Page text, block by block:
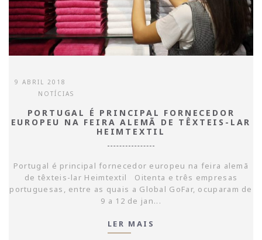
9 ABRIL 2018
NOTÍCIAS
PORTUGAL É PRINCIPAL FORNECEDOR
EUROPEU NA FEIRA ALEMÃ DE TÊXTEIS-LAR
HEIMTEXTIL
Portugal é principal fornecedor europeu na feira alemã
de têxteis-lar Heimtextil Oitenta e três empresas
portuguesas, entre as quais a Global GoFar, ocuparam de
9 a 12 de jan...
LER MAIS